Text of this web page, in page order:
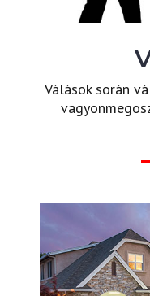
Válások során